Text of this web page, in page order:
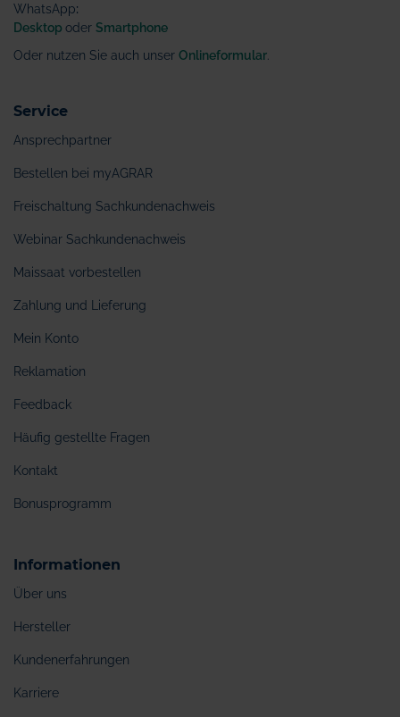
WhatsApp:
Desktop oder Smartphone
Oder nutzen Sie auch unser Onlineformular
Service
Ansprechpartner
Bestellen bei myAGRAR
Freischaltung Sachkundenachweis
Webinar Sachkundenachweis
Maissaat vorbestellen
Zahlung und Lieferung
Mein Konto
Reklamation
Feedback
Häufig gestellte Fragen
Kontakt
Bonusprogramm
Informationen
Über uns
Hersteller
Kundenerfahrungen
Karriere